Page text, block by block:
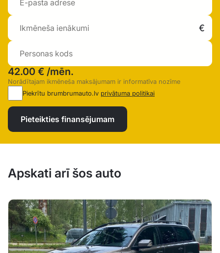
42.00 € /mēn.
Norādītajam ikmēneša maksājumam ir informatīva nozīme
Piekrītu brumbrumauto.lv privātuma politikai
Pieteikties finansējumam
Apskati arī šos auto